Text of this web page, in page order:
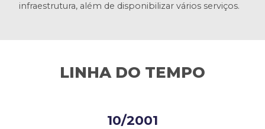
infraestrutura, além de disponibilizar vários serviços.
LINHA DO TEMPO
10/2001